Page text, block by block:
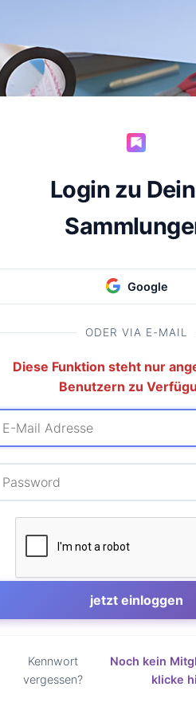
Login zu
Google
ODER VIA E-MAIL
Diese Funktion steht nur
Benutzern zu
Kennwort
vergessen?
Noch kein
klicke